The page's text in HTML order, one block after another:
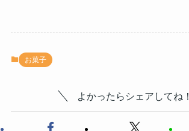
お菓子
よかったらシェアしてね！